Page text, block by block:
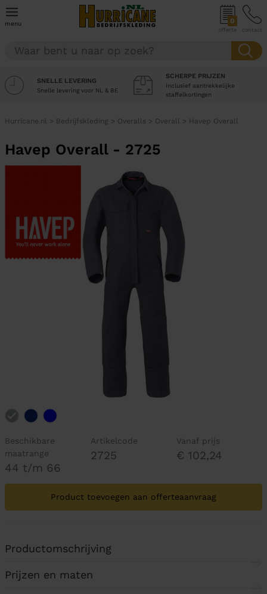
menu 0
offerte contact
SNELLE LEVERING
Snelle levering voor NL & BE
SCHERPE PRIJZEN
Inclusief aantrekkelijke
staffelkortingen
Hurricane.nl > Bedrijfskleding > Overalls > Overall > Havep Overall
Havep Overall - 2725
Beschikbare
maatrange
44 t/m 66
Artikelcode
2725
Vanaf prijs
€ 102,24
Product toevoegen aan offerteaanvraag
Productomschrijving
Prijzen en maten